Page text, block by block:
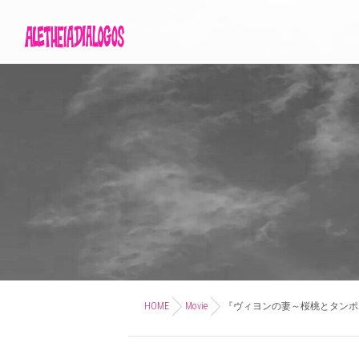
HOME Movie 『ヴィヨンの妻～桜桃とタン